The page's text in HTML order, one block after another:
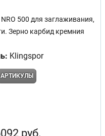
500 для заглаживания,
Зерно карбид кремния
Klingspor
АРТИКУЛЫ
руб.